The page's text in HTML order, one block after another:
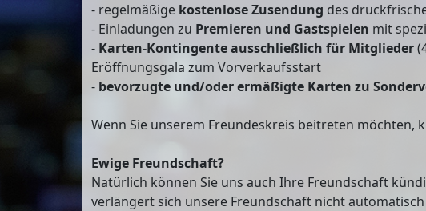
- regelmäßige kostenlose Zusendung des
- Einladungen zu Premieren und Gastspielen mit
- Karten-Kontingente ausschließlich für Mitglieder
Eröffnungsgala zum Vorverkaufsstart
- bevorzugte und/oder ermäßigte Karten zu
Wenn Sie unserem Freundeskreis beitreten möchten,
Ewige Freundschaft?
Natürlich können Sie uns auch Ihre Freundschaft
verlängert sich unsere Freundschaft nicht